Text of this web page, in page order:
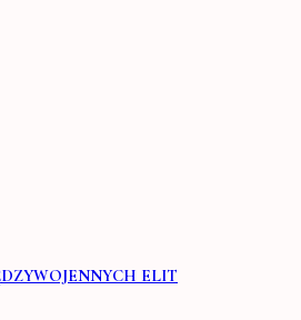
ELIT